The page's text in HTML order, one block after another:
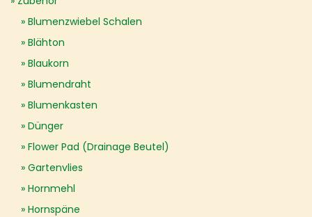
Blumenzwiebel Schalen
Blähton
Blaukorn
Blumendraht
Blumenkasten
Dünger
Flower Pad (Drainage Beutel)
Gartenvlies
Hornmehl
Hornspäne